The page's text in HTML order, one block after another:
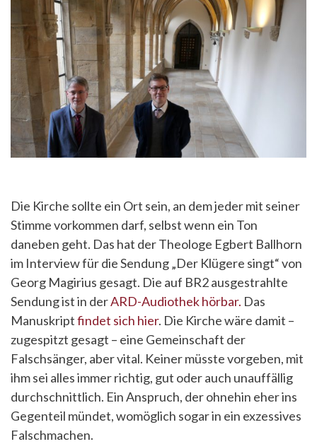
Die Kirche sollte ein Ort sein, an dem jeder mit seiner
Stimme vorkommen darf, selbst wenn ein Ton
daneben geht. Das hat der Theologe Egbert Ballhorn
im Interview für die Sendung „Der Klügere singt“ von
Georg Magirius gesagt. Die auf BR2 ausgestrahlte
Sendung ist in derARD-Audiothek hörbar. Das
Manuskriptfindet sich hier. Die Kirche wäre damit –
zugespitzt gesagt – eine Gemeinschaft der
Falschsänger, aber vital. Keiner müsste vorgeben, mit
ihm sei alles immer richtig, gut oder auch unauffällig
durchschnittlich. Ein Anspruch, der ohnehin eher ins
Gegenteil mündet, womöglich sogar in ein exzessives
Falschmachen.